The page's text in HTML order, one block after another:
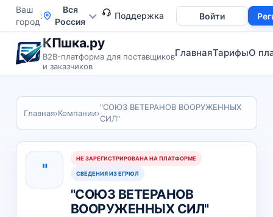
Ваш
город
Вся
Россия
Войти
Поддержка
КПшка.ру
B2B-платформа для поставщиков
и заказчиков
ГлавнаяТарифыО
Главная›Компании›
"СОЮЗ ВЕТЕРАНОВ ВООРУЖЕННЫХ
СИЛ"
"
НЕ ЗАРЕГИСТРИРОВАНА НА ПЛАТФОРМЕ
СВЕДЕНИЯ ИЗ ЕГРЮЛ
"СОЮЗ ВЕТЕРАНОВ
ВООРУЖЕННЫХ СИЛ"